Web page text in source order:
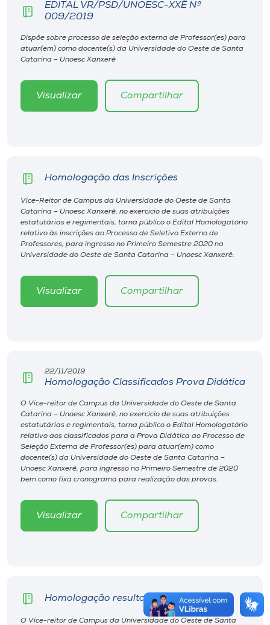
Editora
Rádio
Museu
Selecione
o idioma
EDITAL VR/PSD/UNOESC-XXÊ Nº
009/2019
Dispõe sobre processo de seleção externa de Professor(es) para
atuar(em) como docente(s) da Universidade do Oeste de Santa
Catarina – Unoesc Xanxerê
Visualizar Compartilhar
Homologação das Inscrições
Vice-Reitor de Campus da Universidade do Oeste de Santa
Catarina – Unoesc Xanxerê, no exercício de suas atribuições
estatutárias e regimentais, torna público o Edital Homologatório
relativo às inscrições ao Processo de Seletivo Externo de
Professores, para ingresso no Primeiro Semestre 2020 na
Universidade do Oeste de Santa Catarina – Unoesc Xanxerê.
Visualizar Compartilhar
22/11/2019
Homologação Classificados Prova Didática
O Vice-reitor de Campus da Universidade do Oeste de Santa
Catarina – Unoesc Xanxerê, no exercício de suas atribuições
estatutárias e regimentais, torna público o Edital Homologatório
relativo aos classificados para a Prova Didática ao Processo de
Seleção Externa de Professor(es) para atuar(em) como
docente(s) da Universidade do Oeste de Santa Catarina –
Unoesc Xanxerê, para ingresso no Primeiro Semestre de 2020
bem como fixa cronograma para realização das provas.
Visualizar Compartilhar
Homologação resultado final
O Vice-reitor de Campus da Universidade do Oeste de Santa